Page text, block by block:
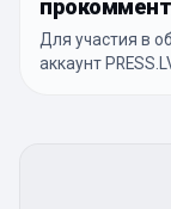
Для участия в
аккаунт